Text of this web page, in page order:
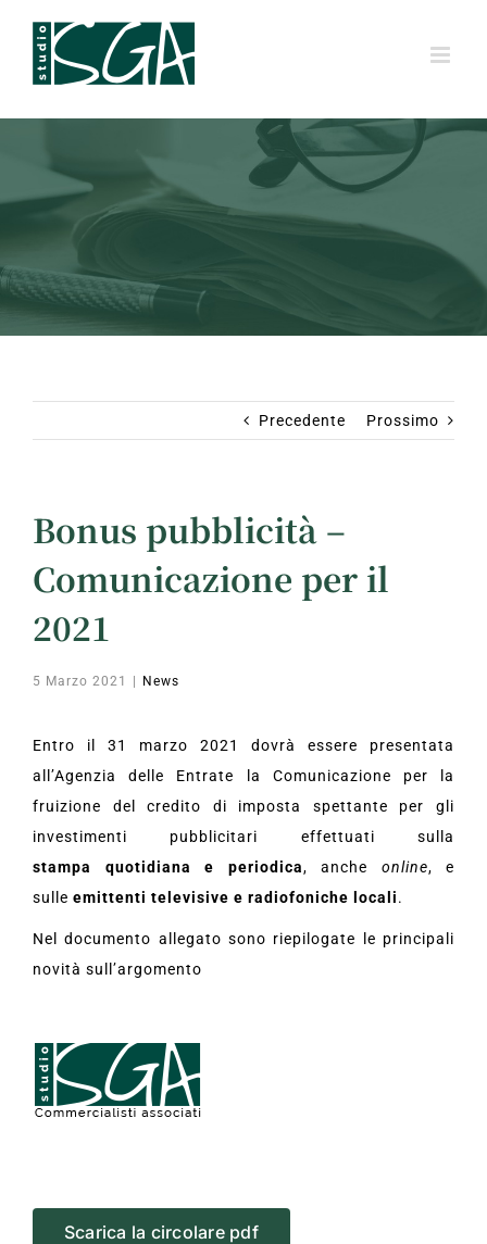
contenuto
Precedente Prossimo
Bonus pubblicità –
Comunicazione per il
2021
5 Marzo 2021 News
Entro il 31 marzo 2021 dovrà essere presentata
all’Agenzia delle Entrate la Comunicazione per la
fruizione del credito di imposta spettante per gli
investimenti pubblicitari effettuati sulla
stampa quotidiana e periodica, anche online, e
sulle emittenti televisive e radiofoniche locali.
Nel documento allegato sono riepilogate le principali
novità sull’argomento
Scarica la circolare pdf